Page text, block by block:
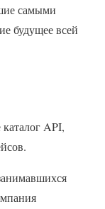
самыми
будущее всей
API,